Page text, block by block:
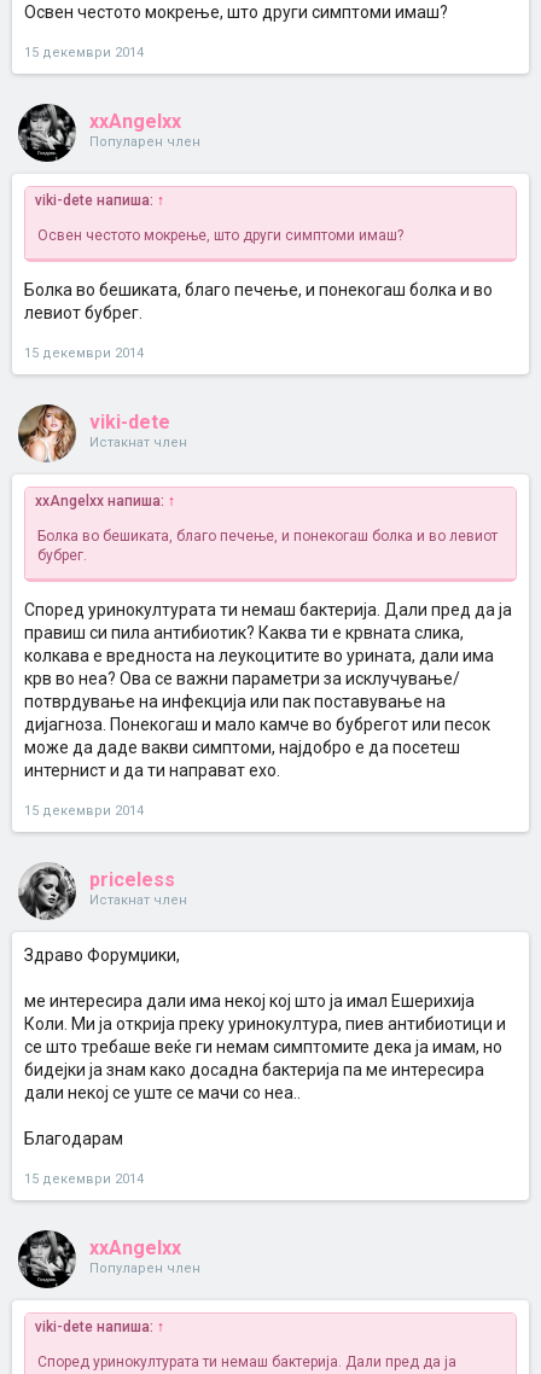
Освен честото мокрење, што други симптоми имаш?
15 декември 2014
xxAngelxx
Популарен член
viki-dete напиша: ↑
Освен честото мокрење, што други симптоми имаш?
Болка во бешиката, благо печење, и понекогаш болка и во
левиот бубрег.
15 декември 2014
viki-dete
Истакнат член
xxAngelxx напиша: ↑
Болка во бешиката, благо печење, и понекогаш болка и во левиот
бубрег.
Според уринокултурата ти немаш бактерија. Дали пред да ја
правиш си пила антибиотик? Каква ти е крвната слика,
колкава е вредноста на леукоцитите во урината, дали има
крв во неа? Ова се важни параметри за исклучување/
потврдување на инфекција или пак поставување на
дијагноза. Понекогаш и мало камче во бубрегот или песок
може да даде вакви симптоми, најдобро е да посетеш
интернист и да ти направат ехо.
15 декември 2014
priceless
Истакнат член
Здраво Форумџики,
ме интересира дали има некој кој што ја имал Ешерихија
Коли. Ми ја открија преку уринокултура, пиев антибиотици и
се што требаше веќе ги немам симптомите дека ја имам, но
бидејки ја знам како досадна бактерија па ме интересира
дали некој се уште се мачи со неа..
Благодарам
15 декември 2014
xxAngelxx
Популарен член
viki-dete напиша: ↑
Според уринокултурата ти немаш бактерија. Дали пред да ја